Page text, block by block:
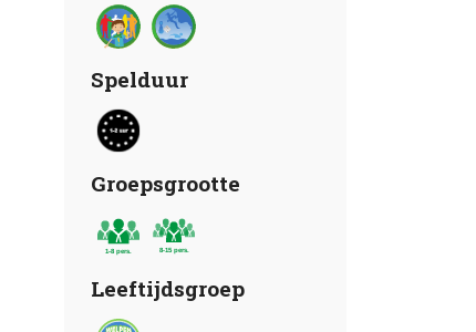
Spelduur
Groepsgrootte
Leeftijdsgroep